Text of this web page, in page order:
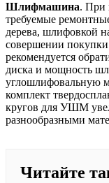
Шлифмашина. При
требуемые
дерева, шлифовкой
совершении
рекомендуется
диска и мощность
углошлифовальную
комплект
кругов для УШМ
разнообразными
Читайте